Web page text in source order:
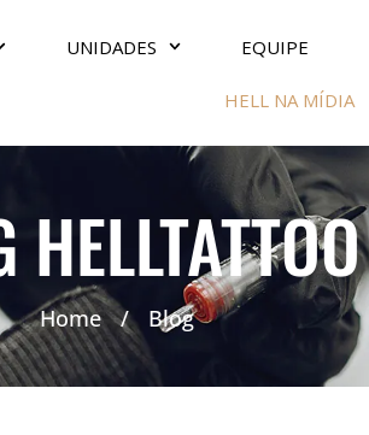
UNIDADES EQUIPE
HELL NA MÍDIA
HELLTATTOO
Home / Blog